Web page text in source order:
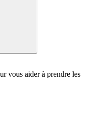
vous aider à prendre les